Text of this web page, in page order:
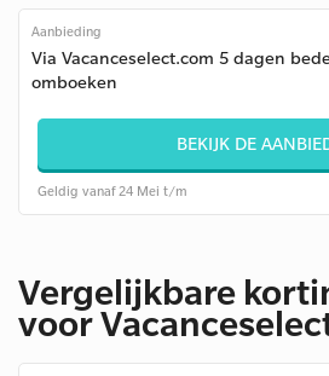
Aanbieding
Via Vacanceselect.com 5 dagen
omboeken
BEKIJK DE
Geldig vanaf 24 Mei t/m
Vergelijkbare
voor